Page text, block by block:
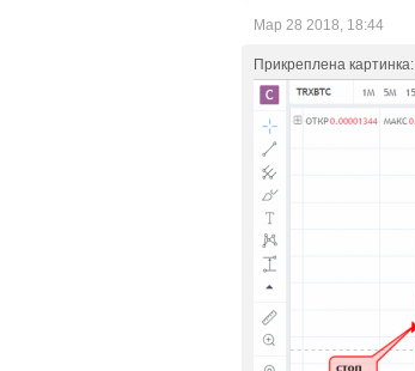
Мар 28 2018, 18:44
Прикреплена картинка: